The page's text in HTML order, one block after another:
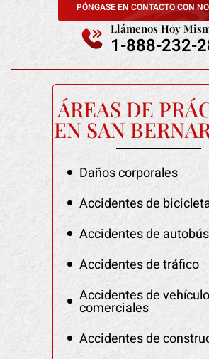
PÓNGASE EN CONTACTO CON
Llámenos Hoy
1-888-232-
ÁREAS DE
EN SAN
Daños corporales
Accidentes de
Accidentes de autobús
Accidentes de tráfico
Accidentes de
comerciales
Accidentes de